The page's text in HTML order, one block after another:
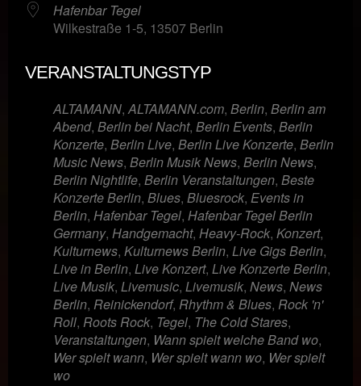
Hafenbar Tegel
Wilkestraße 1-5, 13507 Berlin
VERANSTALTUNGSTYP
ALTAMANN,ALTAMANN.com, Berlin, Berlin am
Abend, Berlin bei Nacht, Berlin Events, Berlin
Konzerte, Berlin Live, Berlin Live Konzerte, Berlin
Music News, Berlin Musik News, Berlin News,
Berlin Nightlife, Berlin Veranstaltungen, Beste
Konzerte Berlin, Blues, Bluesrock, Events in
Berlin, Hafenbar Tegel, Hafenbar Tegel Berlin
Germany, Handgemacht, Heavy-Rock, Konzert,
Kulturnews, Kulturnews Berlin, Live Gigs Berlin,
Live in Berlin, Live Konzert, Live Konzerte Berlin,
Live Musik, Livemusic, Livemusik, News, News
Berlin, Reinickendorf, Rhythm & Blues, Rock 'n'
Roll, Roots Rock, Tegel, The Cold Stares,
Veranstaltungen, Wann spielt welche Band wo,
Wer spielt wann, Wer spielt wann wo, Wer spielt
wo